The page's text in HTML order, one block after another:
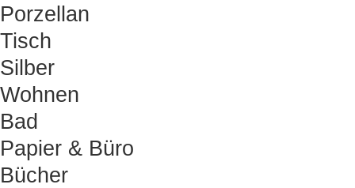
Porzellan
Tisch
Silber
Wohnen
Bad
Papier & Büro
Bücher